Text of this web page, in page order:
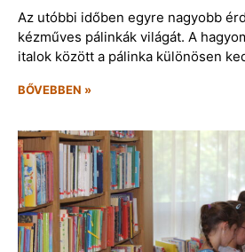
Az utóbbi időben egyre nagyobb
kézműves pálinkák világát. A
italok között a pálinka különösen
BŐVEBBEN »